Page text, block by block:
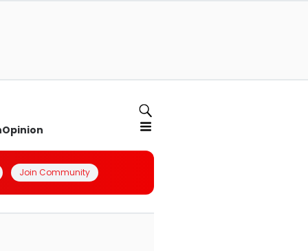
Opinion
Join Community